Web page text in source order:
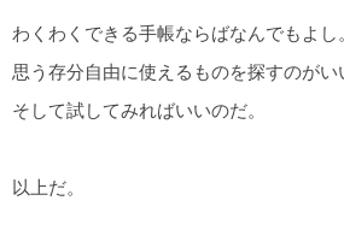
わくわくできる手帳ならばなんでもよし
思う存分自由に使えるものを探すのがい
そして試してみればいいのだ。
以上だ。